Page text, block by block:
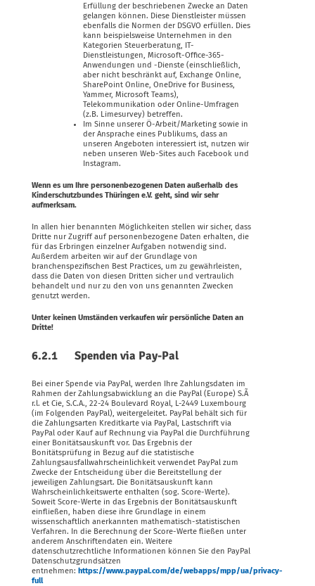
Erfüllung der beschriebenen Zwecke an Daten
gelangen können. Diese Dienstleister müssen
ebenfalls die Normen der DSGVO erfüllen. Dies
kann beispielsweise Unternehmen in den
Kategorien Steuerberatung, IT-
Dienstleistungen, Microsoft-Office-365-
Anwendungen und -Dienste (einschließlich,
aber nicht beschränkt auf, Exchange Online,
SharePoint Online, OneDrive for Business,
Yammer, Microsoft Teams),
Telekommunikation oder Online-Umfragen
(z.B. Limesurvey) betreffen.
Im Sinne unserer Ö-Arbeit/Marketing sowie in
der Ansprache eines Publikums, dass an
unseren Angeboten interessiert ist, nutzen wir
neben unseren Web-Sites auch Facebook und
Instagram.
Wenn es um Ihre personenbezogenen Daten außerhalb des
Kinderschutzbundes Thüringen e.V. geht, sind wir sehr
aufmerksam.
In allen hier benannten Möglichkeiten stellen wir sicher, dass
Dritte nur Zugriff auf personenbezogene Daten erhalten, die
für das Erbringen einzelner Aufgaben notwendig sind.
Außerdem arbeiten wir auf der Grundlage von
branchenspezifischen Best Practices, um zu gewährleisten,
dass die Daten von diesen Dritten sicher und vertraulich
behandelt und nur zu den von uns genannten Zwecken
genutzt werden.
Unter keinen Umständen verkaufen wir persönliche Daten an
Dritte!
6.2.1 Spenden via Pay-Pal
Bei einer Spende via PayPal, werden Ihre Zahlungsdaten im
Rahmen der Zahlungsabwicklung an die PayPal (Europe) S.Ã
r.l. et Cie, S.C.A., 22-24 Boulevard Royal, L-2449 Luxembourg
(im Folgenden PayPal), weitergeleitet. PayPal behält sich für
die Zahlungsarten Kreditkarte via PayPal, Lastschrift via
PayPal oder Kauf auf Rechnung via PayPal die Durchführung
einer Bonitätsauskunft vor. Das Ergebnis der
Bonitätsprüfung in Bezug auf die statistische
Zahlungsausfallwahrscheinlichkeit verwendet PayPal zum
Zwecke der Entscheidung über die Bereitstellung der
jeweiligen Zahlungsart. Die Bonitätsauskunft kann
Wahrscheinlichkeitswerte enthalten (sog. Score-Werte).
Soweit Score-Werte in das Ergebnis der Bonitätsauskunft
einfließen, haben diese ihre Grundlage in einem
wissenschaftlich anerkannten mathematisch-statistischen
Verfahren. In die Berechnung der Score-Werte fließen unter
anderem Anschriftendaten ein. Weitere
datenschutzrechtliche Informationen können Sie den PayPal
Datenschutzgrundsätzen
entnehmen: https://www.paypal.com/de/webapps/mpp/ua/privacy-
full